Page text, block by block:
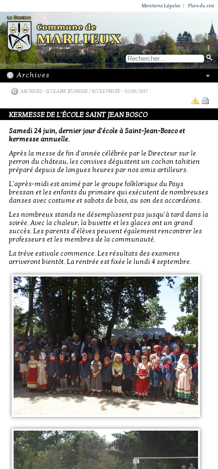
Mentions Légales | Plan du site
ARCHIVES-SCOLAIRE JEUNESSE / ECOLE PRIVÉE- 30/06/2017
KERMESSE DE L'ÉCOLE SAINT JEAN BOSCO
Samedi 24 juin, dernier jour d'école à Saint-Jean-Bosco et
kermesse annuelle.
Après la messe de fin d'année célébrée par le Directeur sur le
perron du château, les convives dégustent un cochon tahitien
préparé depuis de longues heures par nos amis artilleurs.
L'après-midi est animé par le groupe folklorique du Pays
bressan et les enfants du primaire qui exécutent de nombreuses
danses avec costume et sabots de bois, au son des accordéons.
Les nombreux stands ne désemplissent pas jusqu'à tard dans la
soirée. Avec la chaleur, la buvette et les glaces ont un grand
succès. Les parents d'élèves peuvent également rencontrer les
professeurs et les membres de la communauté.
La trêve estivale commence. Les résultats des examens
arriveront bientôt. La rentrée est fixée le lundi 4 septembre.